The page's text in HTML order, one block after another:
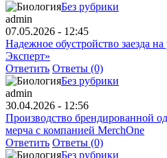
Без рубрики
admin
07.05.2026 - 12:45
Надежное обустройство заезда
Эксперт»
Ответить Ответы (0)
Без рубрики
admin
30.04.2026 - 12:56
Производство брендированной
мерча с компанией MerchOne
Ответить Ответы (0)
Без рубрики